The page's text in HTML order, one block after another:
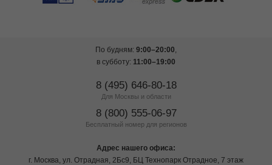
По будням: 9:00–20:00,
в субботу: 11:00–19:00
8 (495) 646-80-18
Для Москвы и области
8 (800) 555-06-97
Бесплатный номер для регионов
Адрес нашего офиса:
г. Москва, ул. Отрадная, 2Бс9, БЦ Технопарк Отрадное, 7 этаж